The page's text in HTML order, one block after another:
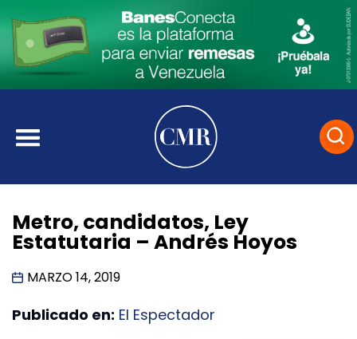
Metro, candidatos, Ley
Estatutaria – Andrés Hoyos
MARZO 14, 2019
Publicado en: El Espectador